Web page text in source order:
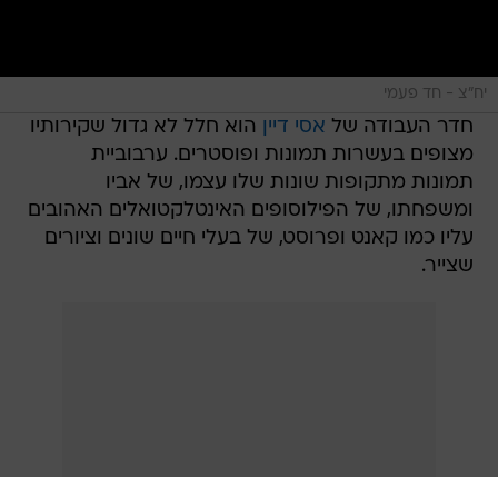
יח"צ - חד פעמי
חדר העבודה של אסי דיין הוא חלל לא גדול שקירותיו
מצופים בעשרות תמונות ופוסטרים. ערבוביית
תמונות מתקופות שונות שלו עצמו, של אביו
ומשפחתו, של הפילוסופים האינטלקטואלים האהובים
עליו כמו קאנט ופרוסט, של בעלי חיים שונים וציורים
שצייר.